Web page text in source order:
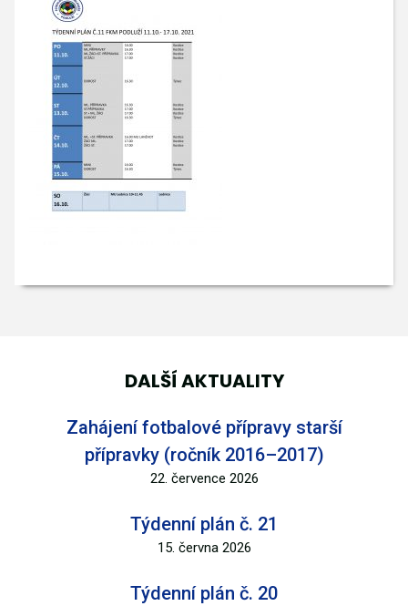
DALŠÍ AKTUALITY
Zahájení fotbalové přípravy starší
přípravky (ročník 2016–2017)
22. července 2026
Týdenní plán č. 21
15. června 2026
Týdenní plán č. 20